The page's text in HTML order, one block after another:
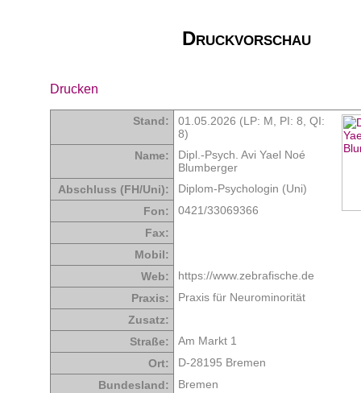
Druckvorschau
Drucken
Stand: 01.05.2026 (LP: M, PI: 8 QI:
8)
Name:
Dipl.-Psych. Avi Yael Noé
Blumberger
Abschluss (FH/Uni):
Diplom-Psychologin (Uni)
Fon:
0421/33069366
Fax:
Mobil:
Web:
https://www.zebrafische.de
Praxis:
Praxis für Neurominorität
Zusatz:
Straße:
Am Markt 1
Ort:
D-28195 Bremen
Bundesland:
Bremen